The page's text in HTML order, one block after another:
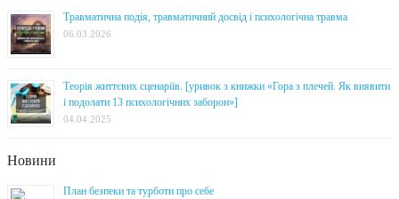
Травматична подія, травматичний досвід і психологічна травма
06.03.2026
Теорія життєвих сценаріїв. [уривок з книжки «Гора з плечей. Як виявити
і подолати 13 психологічних заборон»]
04.04.2025
Новини
План безпеки та турботи про себе